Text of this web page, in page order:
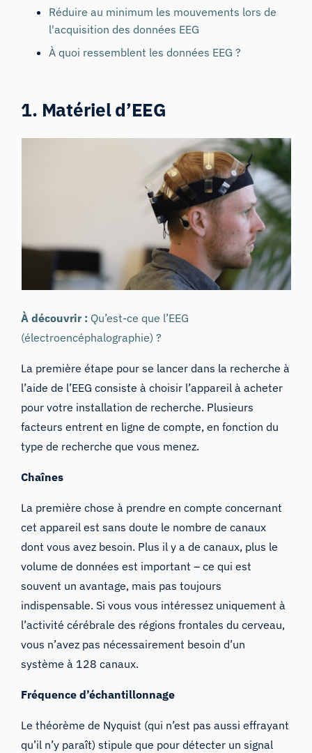
Réduire au minimum les mouvements lors de
l'acquisition des données EEG
À quoi ressemblent les données EEG ?
1. Matériel d’EEG
À découvrir : Qu’est-ce que l’EEG
(électroencéphalographie) ?
La première étape pour se lancer dans la recherche à
l’aide de l’EEG consiste à choisir l’appareil à acheter
pour votre installation de recherche. Plusieurs
facteurs entrent en ligne de compte, en fonction du
type de recherche que vous menez.
Chaînes
La première chose à prendre en compte concernant
cet appareil est sans doute le nombre de canaux
dont vous avez besoin. Plus il y a de canaux, plus le
volume de données est important – ce qui est
souvent un avantage, mais pas toujours
indispensable. Si vous vous intéressez uniquement à
l’activité cérébrale des régions frontales du cerveau,
vous n’avez pas nécessairement besoin d’un
système à 128 canaux.
Fréquence d’échantillonnage
Le théorème de Nyquist (qui n’est pas aussi effrayant
qu’il n’y paraît) stipule que pour détecter un signal